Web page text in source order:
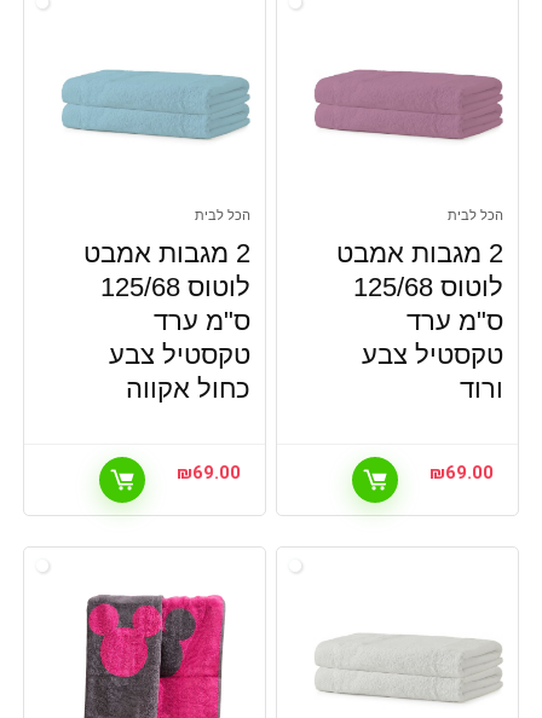
הכל לבית
2 מגבות אמבט
לוטוס 125/68
ס"מ ערד
טקסטיל צבע
ורוד
₪69.00
הכל לבית
2 מגבות אמבט
לוטוס 125/68
ס"מ ערד
טקסטיל צבע
כחול אקווה
₪69.00